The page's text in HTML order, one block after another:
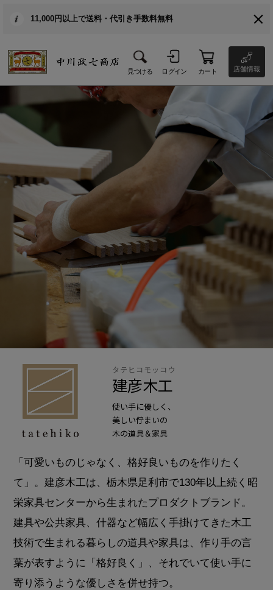
11,000円以上で送料・代引き手数料無料
見つける ログイン カート 店舗情報
タテヒコモッコウ
建彦木工
使い手に優しく、
美しい佇まいの
木の道具＆家具
「可愛いものじゃなく、格好良いものを作りたく
て」。建彦木工は、栃木県足利市で130年以上続く昭
栄家具センターから生まれたプロダクトブランド。
建具や公共家具、什器など幅広く手掛けてきた木工
技術で生まれる暮らしの道具や家具は、作り手の言
葉が表すように「格好良く」、それでいて使い手に
寄り添うような優しさを併せ持つ。